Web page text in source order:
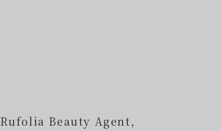
Rufolia Beauty Agent，